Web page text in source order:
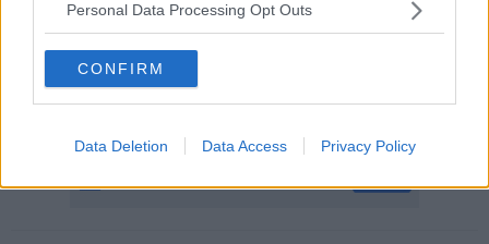
Personal Data Processing Opt Outs
CONFIRM
Data Deletion Data Access Privacy Policy
Per il capoluogo è decisamente un bel momento.
Sia in termini
portando moltissimi visitatori ed è tanta la voglia di ripartire.
Claudia Martini